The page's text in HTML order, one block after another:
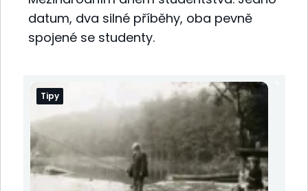
datum, dva silné příběhy, oba pevně
spojené se studenty.
Tipy